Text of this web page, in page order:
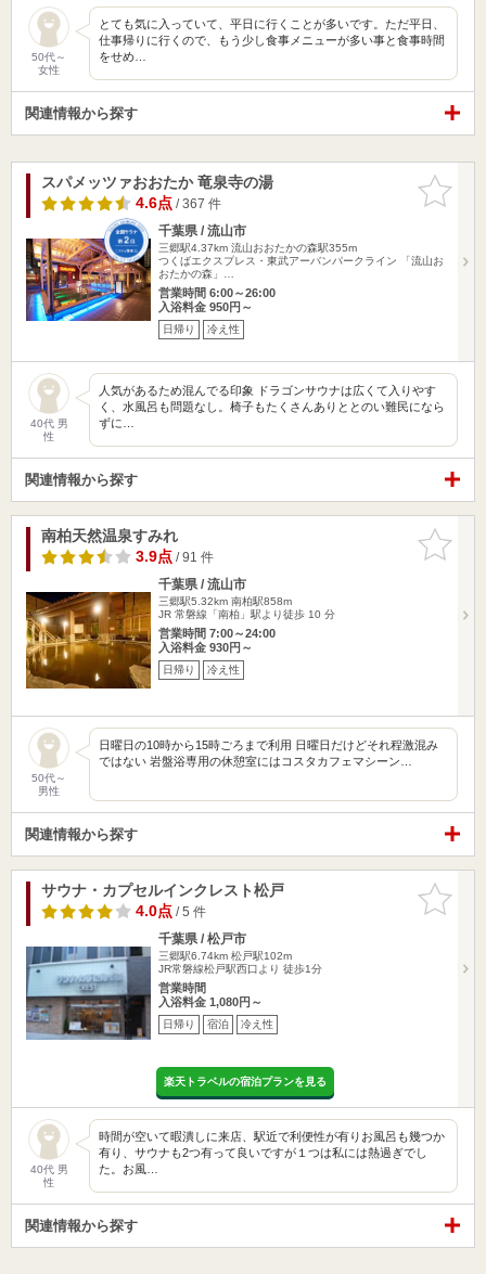
50代～
女性
とても気に入っていて、平日に行くことが多いです。ただ平日、
仕事帰りに行くので、もう少し食事メニューが多い事と食事時間
をせめ…
関連情報から探す
お気に入
りに追加
スパメッツァおおたか 竜泉寺の湯
4.6点/ 367 件
千葉県 / 流山市
三郷駅4.37km 流山おおたかの森駅355m
つくばエクスプレス・東武アーバンパークライン 「流山お
おたかの森」…
営業時間 6:00～26:00
入浴料金 950円～
日帰り 冷え性
40代 男
性
人気があるため混んでる印象 ドラゴンサウナは広くて入りやす
く、水風呂も問題なし。椅子もたくさんありととのい難民になら
ずに…
関連情報から探す
お気に入
りに追加
南柏天然温泉すみれ
3.9点/ 91 件
千葉県 / 流山市
三郷駅5.32km 南柏駅858m
JR 常磐線「南柏」駅より徒歩 10 分
営業時間 7:00～24:00
入浴料金 930円～
日帰り 冷え性
50代～
男性
日曜日の10時から15時ごろまで利用 日曜日だけどそれ程激混み
ではない 岩盤浴専用の休憩室にはコスタカフェマシーン…
関連情報から探す
お気に入
りに追加
サウナ・カプセルインクレスト松戸
4.0点/ 5 件
千葉県 / 松戸市
三郷駅6.74km 松戸駅102m
JR常磐線松戸駅西口より 徒歩1分
営業時間
入浴料金 1,080円～
日帰り 宿泊 冷え性
楽天トラベルの宿泊プランを見る
40代 男
性
時間が空いて暇潰しに来店、駅近で利便性が有りお風呂も幾つか
有り、サウナも2つ有って良いですが１つは私には熱過ぎでし
た。お風…
関連情報から探す